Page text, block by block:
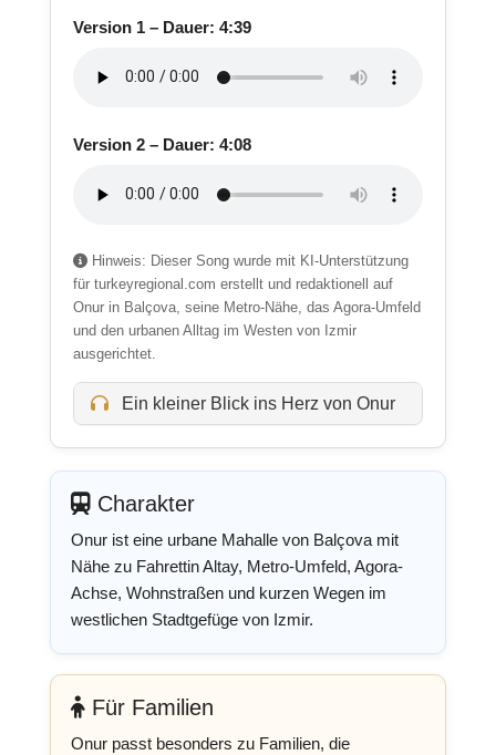
Version 1 – Dauer: 4:39
Version 2 – Dauer: 4:08
Hinweis: Dieser Song wurde mit KI-Unterstützung
für turkeyregional.com erstellt und redaktionell auf
Onur in Balçova, seine Metro-Nähe, das Agora-Umfeld
und den urbanen Alltag im Westen von Izmir
ausgerichtet.
Ein kleiner Blick ins Herz von Onur
Charakter
Onur ist eine urbane Mahalle von Balçova mit
Nähe zu Fahrettin Altay, Metro-Umfeld, Agora-
Achse, Wohnstraßen und kurzen Wegen im
westlichen Stadtgefüge von Izmir.
Für Familien
Onur passt besonders zu Familien, die